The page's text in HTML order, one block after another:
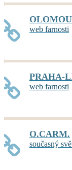
web farnosti
PRAHA-
web farnosti
O.CARM.
současný